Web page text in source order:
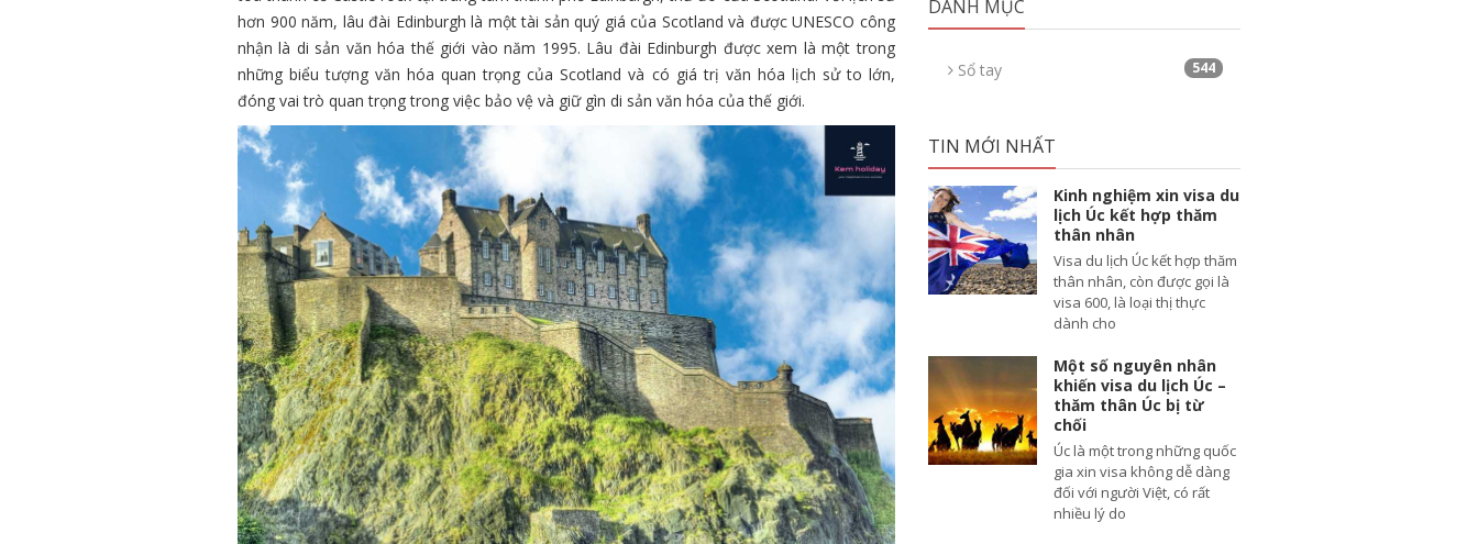
hơn 900 năm, lâu đài Edinburgh là một tài sản quý giá của Scotland và được UNESCO công
nhận là di sản văn hóa thế giới vào năm 1995. Lâu đài Edinburgh được xem là một trong
những biểu tượng văn hóa quan trọng của Scotland và có giá trị văn hóa lịch sử to lớn,
đóng vai trò quan trọng trong việc bảo vệ và giữ gìn di sản văn hóa của thế giới.
DANH MỤC
Sổ tay 544
TIN MỚI NHẤT
Kinh nghiệm xin visa du
lịch Úc kết hợp thăm
thân nhân
Visa du lịch Úc kết hợp thăm
thân nhân, còn được gọi là
visa 600, là loại thị thực
dành cho
Một số nguyên nhân
khiến visa du lịch Úc –
thăm thân Úc bị từ
chối
Úc là một trong những quốc
gia xin visa không dễ dàng
đối với người Việt, có rất
nhiều lý do